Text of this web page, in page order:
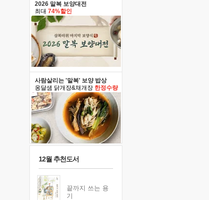
2026 말복 보양대전
최대 74%할인
사람살리는 '말복' 보양 밥상
옹달샘 닭개장&채개장 한정수량
12월 추천도서
끝까지 쓰는 용
기